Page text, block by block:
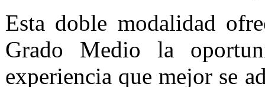
Esta doble modalidad
Grado Medio la
experiencia que mejor se